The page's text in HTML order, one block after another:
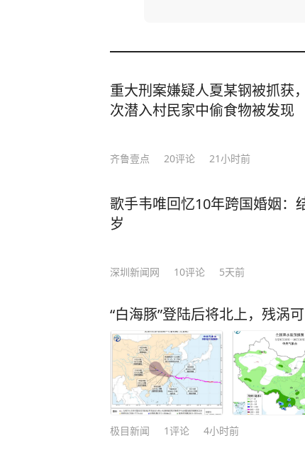
重大刑案嫌疑人夏某钢被抓获
次潜入村民家中偷食物被发现
齐鲁壹点 20评论 21小时前
歌手韦唯回忆10年跨国婚姻：
岁
深圳新闻网 10评论 5天前
“白海豚”登陆后将北上，残涡
极目新闻 1评论 4小时前